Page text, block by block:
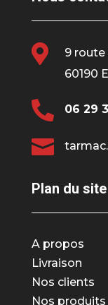

9 route
60190
 06 29

Plan du site
A propos
Livraison
Nos clients
Nos produits